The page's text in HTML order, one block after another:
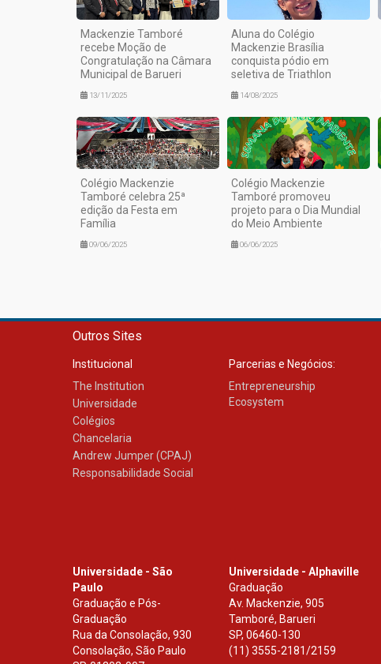
Mackenzie Tamboré
recebe Moção de
Congratulação na Câmara
Municipal de Barueri
13/11/2025
Aluna do Colégio
Mackenzie Brasília
conquista pódio em
seletiva de Triathlon
14/08/2025
Colégio Mackenzie
Tamboré celebra 25ª
edição da Festa em
Família
09/06/2025
Colégio Mackenzie
Tamboré promoveu
projeto para o Dia Mundial
do Meio Ambiente
06/06/2025
Outros Sites
Institucional
The Institution
Universidade
Colégios
Chancelaria
Andrew Jumper (CPAJ)
Responsabilidade Social
Parcerias e Negócios:
Entrepreneurship
Ecosystem
Universidade - São
Paulo
Graduação e Pós-
Graduação
Rua da Consolação, 930
Consolação, São Paulo
Universidade - Alphaville
Graduação
Av. Mackenzie, 905
Tamboré, Barueri
SP,06460-130
(11) 3555-2181/2159